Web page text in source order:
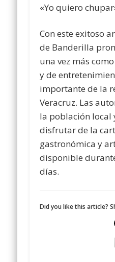
«Yo quiero
Con este exitoso
de Banderilla
una vez más
y de
importante de la
Veracruz. Las
la población local
disfrutar de la
gastronómica y
disponible
días.
Did you like this article?